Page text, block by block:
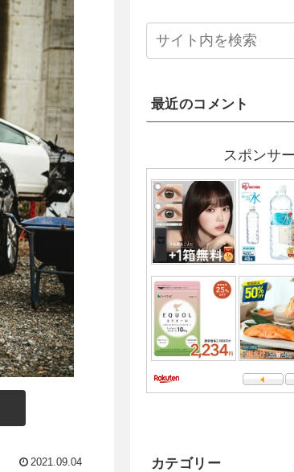
2021.09.04
最近のコメント
スポンサ
カテゴリー